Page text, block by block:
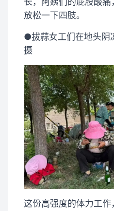
放松一下四肢。
●拔蒜女工们在地头阴
摄
这份高强度的体力工